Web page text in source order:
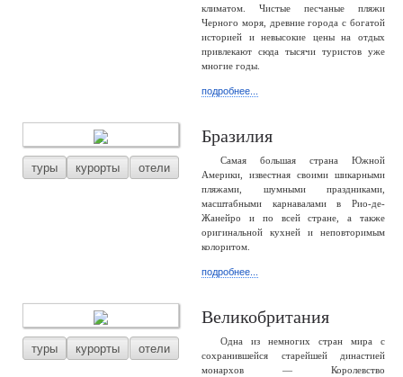
климатом. Чистые песчаные пляжи
Черного моря, древние города с богатой
историей и невысокие цены на отдых
привлекают сюда тысячи туристов уже
многие годы.
подробнее...
туры курорты отели
Бразилия
Самая большая страна Южной
Америки, известная своими шикарными
пляжами, шумными праздниками,
масштабными карнавалами в Рио-де-
Жанейро и по всей стране, а также
оригинальной кухней и неповторимым
колоритом.
подробнее...
туры курорты отели
Великобритания
Одна из немногих стран мира с
сохранившейся старейшей династией
монархов — Королевство